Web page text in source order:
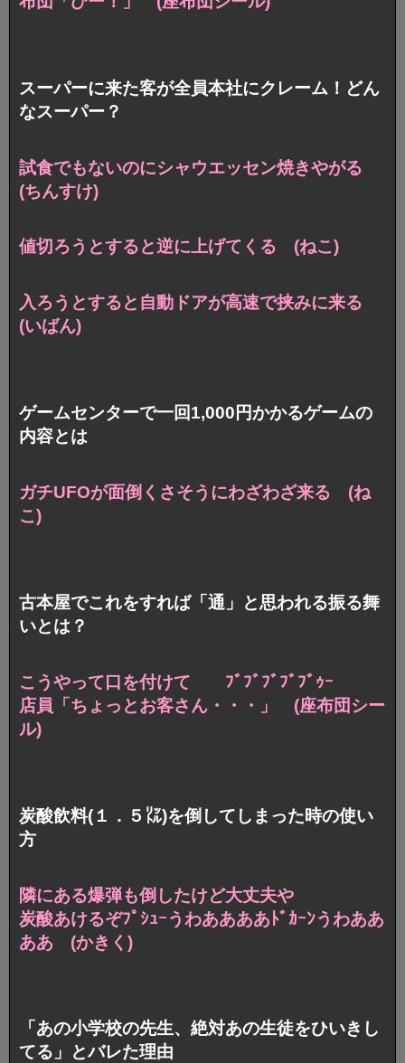
スーパーに来た客が全員本社にクレーム！どん
なスーパー？
試食でもないのにシャウエッセン焼きやがる
(ちんすけ)
値切ろうとすると逆に上げてくる (ねこ)
入ろうとすると自動ドアが高速で挟みに来る
(いばん)
ゲームセンターで一回1,000円かかるゲームの
内容とは
ガチUFOが面倒くさそうにわざわざ来る (ね
こ)
古本屋でこれをすれば「通」と思われる振る舞
いとは？
こうやって口を付けて ﾌﾞﾌﾞﾌﾞﾌﾞﾌﾞｩｰ
店員「ちょっとお客さん・・・」 (座布団シー
ル)
炭酸飲料(１．５㍑)を倒してしまった時の使い
方
隣にある爆弾も倒したけど大丈夫や
炭酸あけるぞﾌﾟｼｭｰうわああああﾄﾞｶｰﾝうわああ
ああ (かきく)
「あの小学校の先生、絶対あの生徒をひいきし
てる」とバレた理由